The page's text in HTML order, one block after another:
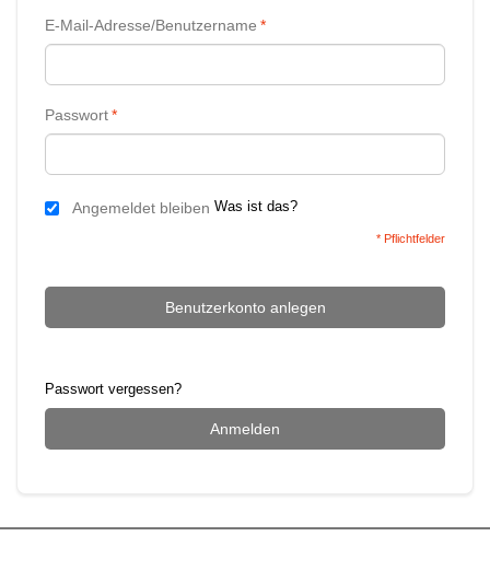
*
E-Mail-Adresse/Benutzername
*
Passwort
Angemeldet bleiben Was ist das?
* Pflichtfelder
Benutzerkonto anlegen
Passwort vergessen?
Anmelden